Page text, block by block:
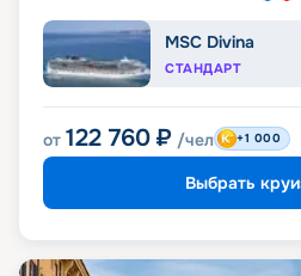
MSC Divina
СТАНДАРТ
от 122 760 ₽ /чел +1 000
Выбрать